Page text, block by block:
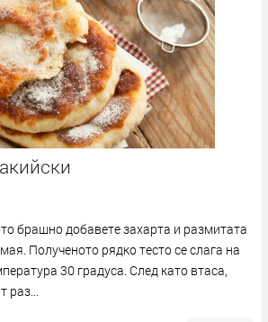
брашно добавете захарта и размитата
Полученото рядко тесто се слага на
30 градуса. След като втаса,
раз...